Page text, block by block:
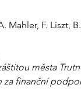
Mahler, F.
města
za finanční